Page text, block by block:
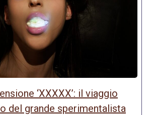
‘XXXXX’: il viaggio
del grande sperimentalista